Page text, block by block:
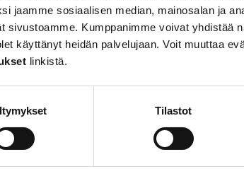
jaamme sosiaalisen median, mainosalan ja
sivustoamme. Kumppanimme voivat yhdistää
käyttänyt heidän palvelujaan. Voit muuttaa
linkistä.
Tilastot
esiintyy
kerroksessa
(vuodelta 2014) esitys